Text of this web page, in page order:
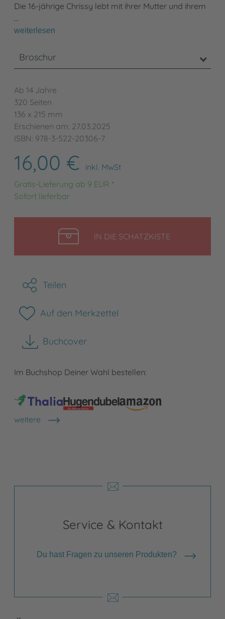
Die 16-jährige Chrissy lebt mit ihrer Mutter und ihrem
…
weiterlesen
Broschur
Ab 14 Jahre
320 Seiten
136 x 215 mm
Erschienen am: 27.03.2025
ISBN: 978-3-522-20306-7
16,00 €
inkl. MwSt
Gratis-Lieferung ab 9 EUR *
Sofort lieferbar
IN DIE SCHATZKISTELEGEN
Teilen
Auf den Merkzettel
Buchcover
herunterladen
Im Buchshop Deiner Wahl bestellen:
weitere
Shops anzeigen
Service & Kontakt
Du hast Fragen zu unseren Produkten?